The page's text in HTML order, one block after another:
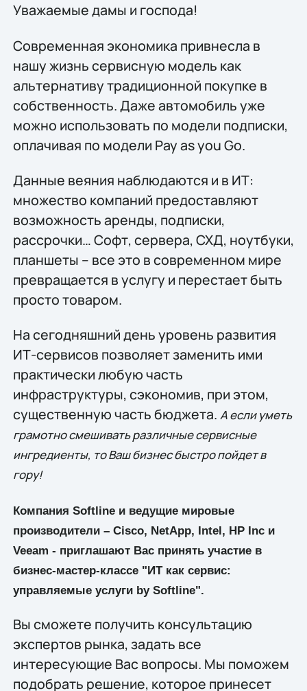
Уважаемые дамы и господа!
Современная экономика привнесла в
нашу жизнь сервисную модель как
альтернативу традиционной покупке в
собственность. Даже автомобиль уже
можно использовать по модели подписки,
оплачивая по модели Pay as you Go.
Данные веяния наблюдаются и в ИТ:
множество компаний предоставляют
возможность аренды, подписки,
рассрочки… Софт, сервера, СХД, ноутбуки,
планшеты – все это в современном мире
превращается в услугу и перестает быть
просто товаром.
На сегодняшний день уровень развития
ИТ-сервисов позволяет заменить ими
практически любую часть
инфраструктуры, сэкономив, при этом,
существенную часть бюджета. А если уметь
грамотно смешивать различные сервисные
ингредиенты, то Ваш бизнес быстро пойдет в
гору!
Компания Softline и ведущие мировые
производители – Cisco, NetApp, Intel, HP Inc и
Veeam - приглашают Вас принять участие в
бизнес-мастер-классе "ИТ как сервис:
управляемые услуги by Softline".
Вы сможете получить консультацию
экспертов рынка, задать все
интересующие Вас вопросы. Мы поможем
подобрать решение, которое принесет